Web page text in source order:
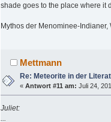
shade goes to the place where it
Mythos der Menominee-Indianer,
Mettmann
Re: Meteorite in der
«Antwort #11 am: Juli 24,
Juliet: